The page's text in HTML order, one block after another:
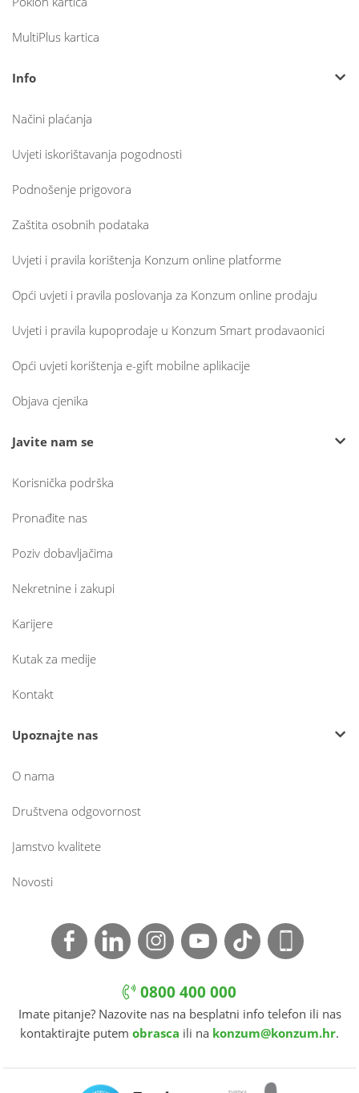
MultiPlus kartica
Info
Načini plaćanja
Uvjeti iskorištavanja pogodnosti
Podnošenje prigovora
Zaštita osobnih podataka
Uvjeti i pravila korištenja Konzum online platforme
Opći uvjeti i pravila poslovanja za Konzum online prodaju
Uvjeti i pravila kupoprodaje u Konzum Smart prodavaonici
Opći uvjeti korištenja e-gift mobilne aplikacije
Objava cjenika
Javite nam se
Korisnička podrška
Pronađite nas
Poziv dobavljačima
Nekretnine i zakupi
Karijere
Kutak za medije
Kontakt
Upoznajte nas
O nama
Društvena odgovornost
Jamstvo kvalitete
Novosti
0800 400 000
Imate pitanje? Nazovite nas na besplatni info telefon ili nas
kontaktirajte putem obrasca ili na konzum@konzum.hr.